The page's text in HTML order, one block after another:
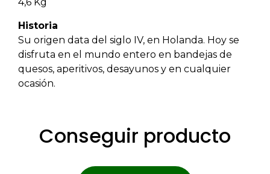
4,6 Kg
Historia
Su origen data del siglo IV, en Holanda. Hoy se
disfruta en el mundo entero en bandejas de
quesos, aperitivos, desayunos y en cualquier
ocasión.
Conseguir producto